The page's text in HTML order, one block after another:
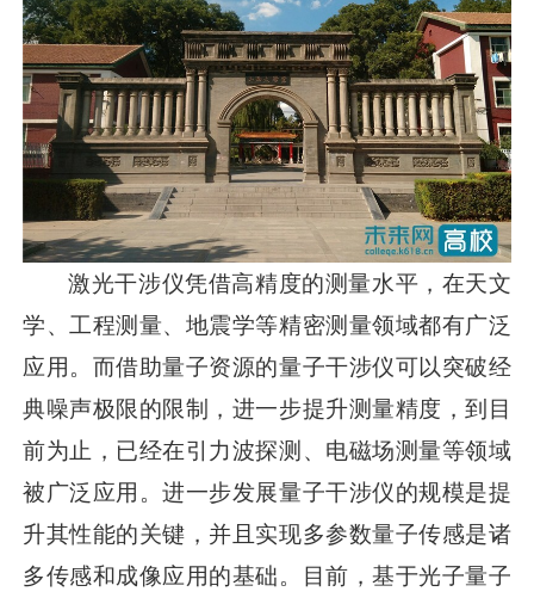
激光干涉仪凭借高精度的测量水平，在天文
学、工程测量、地震学等精密测量领域都有广泛
应用。而借助量子资源的量子干涉仪可以突破经
典噪声极限的限制，进一步提升测量精度，到目
前为止，已经在引力波探测、电磁场测量等领域
被广泛应用。进一步发展量子干涉仪的规模是提
升其性能的关键，并且实现多参数量子传感是诸
多传感和成像应用的基础。目前，基于光子量子